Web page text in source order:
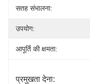
सतह संभालना:
उपयोग:
आपूर्ति की क्षमता:
प्रमुखता देना: